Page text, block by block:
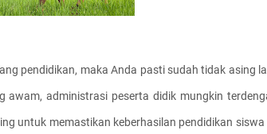
pendidikan, maka Anda pasti sudah tidak asing
administrasi peserta didik mungkin
untuk memastikan keberhasilan pendidikan siswa